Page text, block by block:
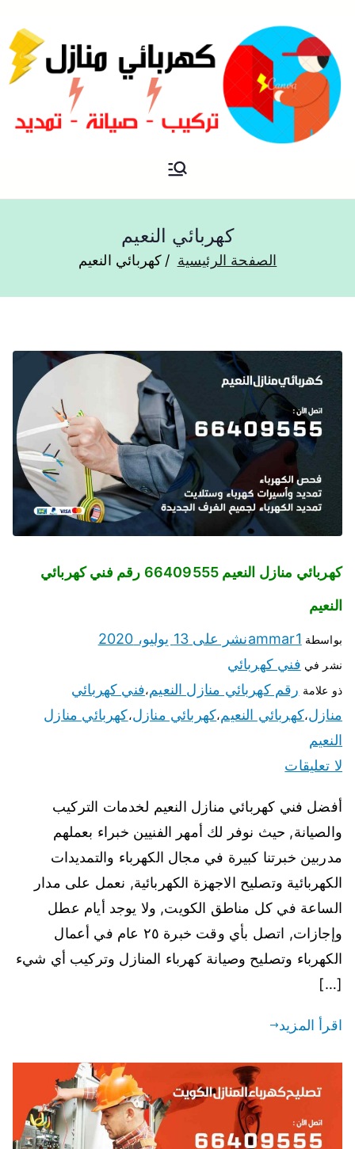
فني كهربائي منازل الكويت
كهربائي النعيم
الصفحة الرئيسية كهربائي النعيم
كهربائي منازل النعيم 66409555 رقم فني كهربائي
النعيم
بواسطة ammar1نشر على 13 يوليو، 2020
نشر في فني كهربائي
ذو علامة رقم كهربائي منازل النعيم،فني كهربائي
منازل،كهربائي النعيم،كهربائي منازل،كهربائي منازل
النعيم
لا تعليقات
أفضل فني كهربائي منازل النعيم لخدمات التركيب
والصيانة, حيث نوفر لك أمهر الفنيين خبراء بعملهم
مدربين خبرتنا كبيرة في مجال الكهرباء والتمديدات
الكهربائية وتصليح الاجهزة الكهربائية, نعمل على مدار
الساعة في كل مناطق الكويت, ولا يوجد أيام عطل
وإجازات, اتصل بأي وقت خبرة ٢٥ عام في أعمال
الكهرباء وتصليح وصيانة كهرباء المنازل وتركيب أي شيء
[…]
اقرأ المزيد